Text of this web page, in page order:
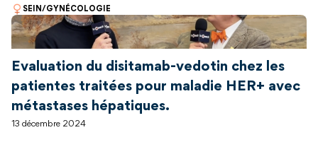
SEIN/GYNÉCOLOGIE
Evaluation du disitamab-vedotin chez les
patientes traitées pour maladie HER+ avec
métastases hépatiques.
13 décembre 2024